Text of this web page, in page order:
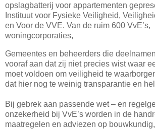
opslagbatterij voor appartementen
Instituut voor Fysieke Veiligheid,
en Voor de VVE. Van de ruim 600 VvE’s,
woningcorporaties,
Gemeentes en beheerders die
vooraf aan dat zij niet precies wist waar
moet voldoen om veiligheid te
dat hier nog te weinig transparantie en
Bij gebrek aan passende wet – en
onzekerheid bij VvE’s worden in de
maatregelen en adviezen op bouwkundig,